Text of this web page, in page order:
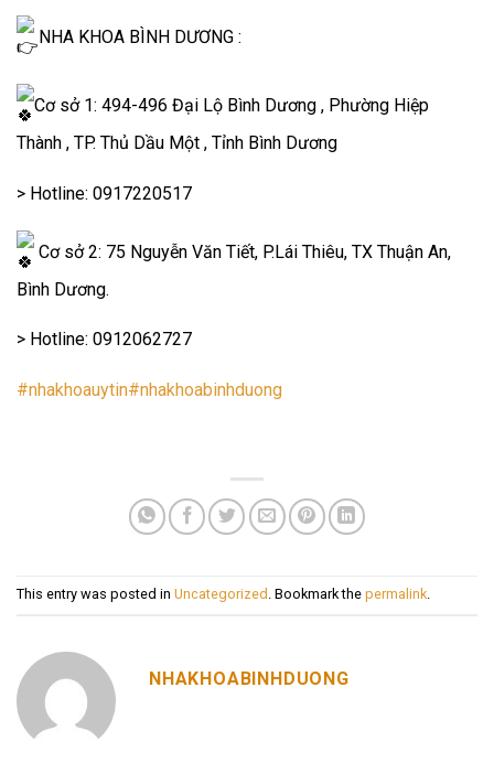
NHA KHOA BÌNH DƯƠNG :
Cơ sở 1: 494-496 Đại Lộ Bình Dương , Phường Hiệp
Thành , TP. Thủ Dầu Một , Tỉnh Bình Dương
> Hotline: 0917220517
Cơ sở 2: 75 Nguyễn Văn Tiết, P.Lái Thiêu, TX Thuận An,
Bình Dương.
> Hotline: 0912062727
#nhakhoauytin#nhakhoabinhduong
This entry was posted in Uncategorized . Bookmark the permalink.
NHAKHOABINHDUONG